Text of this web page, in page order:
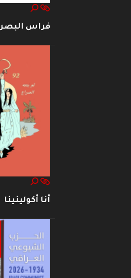
فراس
أنا أكولينينا